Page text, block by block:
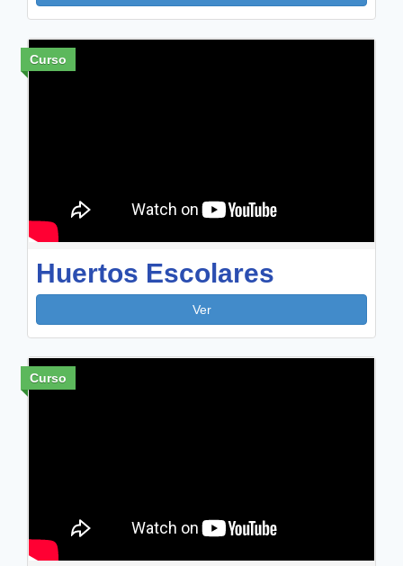
Curso
Huertos Escolares
Ver
Curso